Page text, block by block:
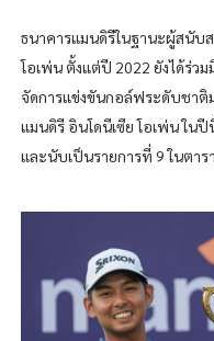
ธนาคารแมนดิรีในฐานะผู้สนับ
โอเพ่น ตั้งแต่ปี 2022 ยังได้ร่
จัดการแข่งขันกอล์ฟระดับชาติ
แมนดิรี อินโดนีเซีย โอเพ่น ใน
และนับเป็นรายการที่ 9 ในตาร